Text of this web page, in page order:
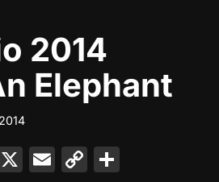
2014
Elephant
X E C